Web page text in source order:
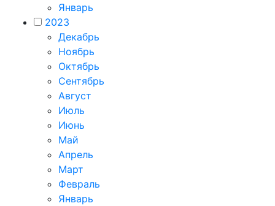
Январь
2023
Декабрь
Ноябрь
Октябрь
Сентябрь
Август
Июль
Июнь
Май
Апрель
Март
Февраль
Январь